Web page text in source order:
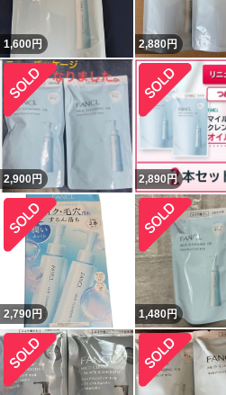
1,600円 2,880円
2,900円 2,890 円
2,790円 1,480円